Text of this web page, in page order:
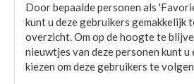
Door bepaalde personen als
kunt u deze gebruikers gemakkelijk
overzicht. Om op de hoogte te
nieuwtjes van deze personen kunt
kiezen om deze gebruikers te